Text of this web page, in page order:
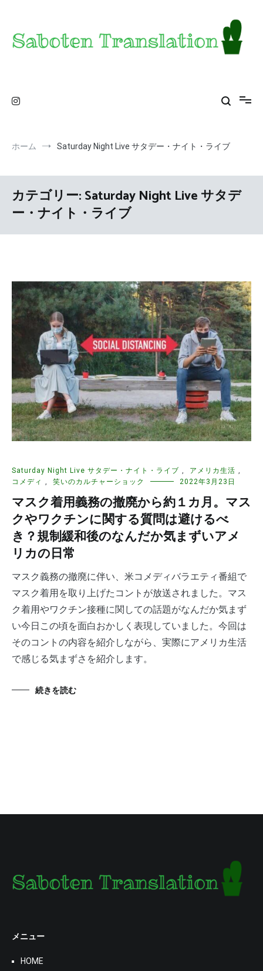
ホーム Saturday Night Live サタデー・ナイト・ライブ
カテゴリー:Saturday Night Live サタデ
ー・ナイト・ライブ
Saturday Night Live サタデー・ナイト・ライブ , アメリカ生活 ,
コメディ , 笑いのカルチャーショック 2022年3月23日
マスク着用義務の撤廃から約１カ月。マス
クやワクチンに関する質問は避けるべ
き？規制緩和後のなんだか気まずいアメ
リカの日常
マスク義務の撤廃に伴い、米コメディバラエティ番組で
マスク着用を取り上げたコントが放送されました。マス
ク着用やワクチン接種に関しての話題がなんだか気まず
い今日この頃を面白おかしく表現していました。今回は
そのコントの内容を紹介しながら、実際にアメリカ生活
で感じる気まずさを紹介します。
続きを読む
メニュー
HOME